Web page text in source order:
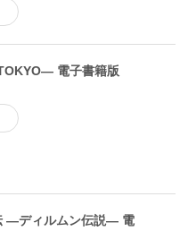
電子書籍版
―ディルムン伝説― 電